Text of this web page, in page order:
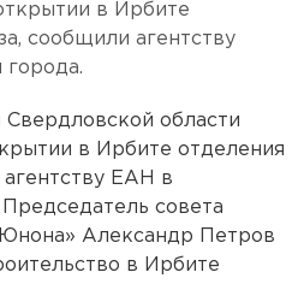
в Ирбите
сообщили агентству
области
в Ирбите отделения
ЕАН в
совета
Александр Петров
в Ирбите